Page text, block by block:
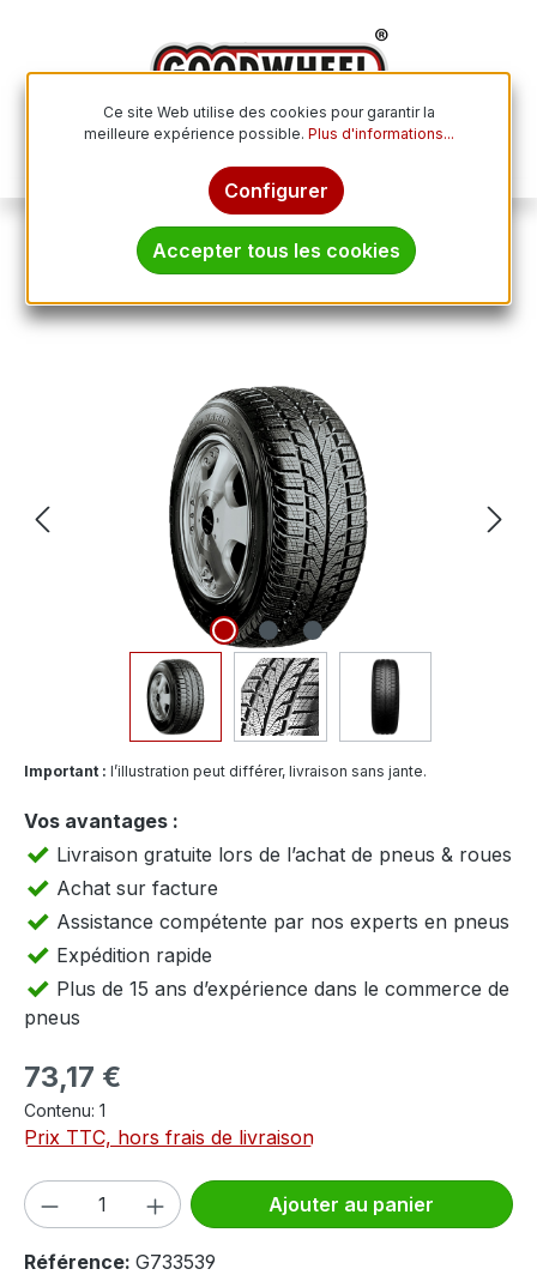
Pneus toutes saisons
TOYO VARIO-V2+ 155/70R13 75T
Ignorer la galerie d'images
Important : l’illustration peut différer, livraison sans jante.
Vos avantages :
Livraison gratuite lors de l’achat de pneus & roues
Achat sur facture
Assistance compétente par nos experts en pneus
Expédition rapide
Plus de 15 ans d’expérience dans le commerce de
pneus
Prix régulier :
73,17 €
Contenu: 1
Prix TTC, hors frais de livraison
Quantité de produit : Entrez la
Ajouter au panier
Référence: G733539
Ce site Web utilise des cookies pour garantir la
meilleure expérience possible. Plus d'informations...
Configurer
Accepter tous les cookies